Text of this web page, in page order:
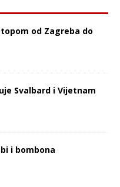
od Zagreba do
Svalbard i Vijetnam
i bombona